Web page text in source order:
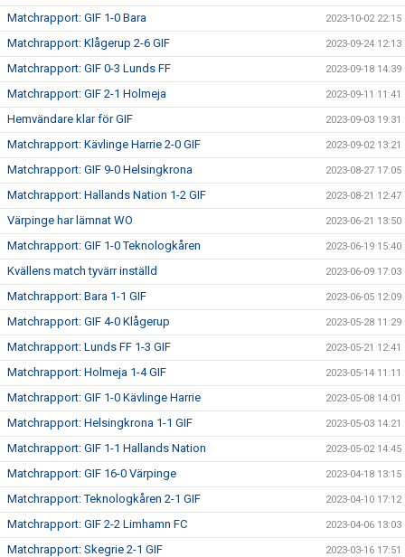
Matchrapport: GIF 1-0 Bara 2023-10-02 22:15
Matchrapport: Klågerup 2-6 GIF 2023-09-24 12:13
Matchrapport: GIF 0-3 Lunds FF 2023-09-18 14:39
Matchrapport: GIF 2-1 Holmeja 2023-09-11 11:41
Hemvändare klar för GIF 2023-09-03 19:31
Matchrapport: Kävlinge Harrie 2-0 GIF 2023-09-02 13:21
Matchrapport: GIF 9-0 Helsingkrona 2023-08-27 17:05
Matchrapport: Hallands Nation 1-2 GIF 2023-08-21 12:47
Värpinge har lämnat WO 2023-06-21 13:50
Matchrapport: GIF 1-0 Teknologkåren 2023-06-19 15:40
Kvällens match tyvärr inställd 2023-06-09 17:03
Matchrapport: Bara 1-1 GIF 2023-06-05 12:09
Matchrapport: GIF 4-0 Klågerup 2023-05-28 11:29
Matchrapport: Lunds FF 1-3 GIF 2023-05-21 12:41
Matchrapport: Holmeja 1-4 GIF 2023-05-14 11:11
Matchrapport: GIF 1-0 Kävlinge Harrie 2023-05-08 14:01
Matchrapport: Helsingkrona 1-1 GIF 2023-05-03 14:21
Matchrapport: GIF 1-1 Hallands Nation 2023-05-02 14:45
Matchrapport: GIF 16-0 Värpinge 2023-04-18 13:15
Matchrapport: Teknologkåren 2-1 GIF 2023-04-10 17:12
Matchrapport: GIF 2-2 Limhamn FC 2023-04-06 13:03
Matchrapport: Skegrie 2-1 GIF 2023-03-16 17:51